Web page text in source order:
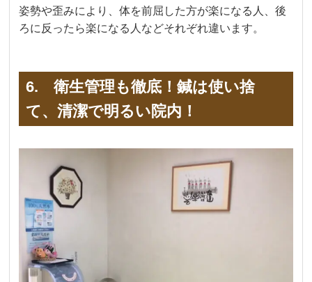
姿勢や歪みにより、体を前屈した方が楽になる人、後
ろに反ったら楽になる人などそれぞれ違います。
6. 衛生管理も徹底！鍼は使い捨
て、清潔で明るい院内！